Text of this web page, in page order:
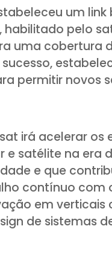
um link
pelo
uma cobertura
permitir novos
irá acelerar os
satélite na era
e que
contínuo com
em verticais
de sistemas